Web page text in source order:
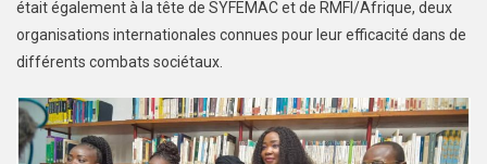
était également à la tête de SYFEMAC et de RMFI/Afrique, deux
organisations internationales connues pour leur efficacité dans de
différents combats sociétaux.